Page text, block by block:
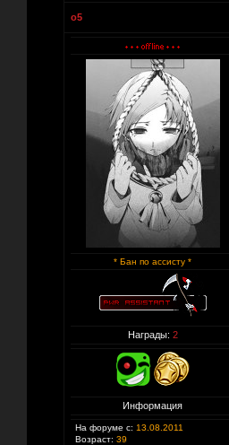
o5
* Бан по ассисту *
Награды: 2
Информация
На форуме с: 13.08.2011
Возраст: 39